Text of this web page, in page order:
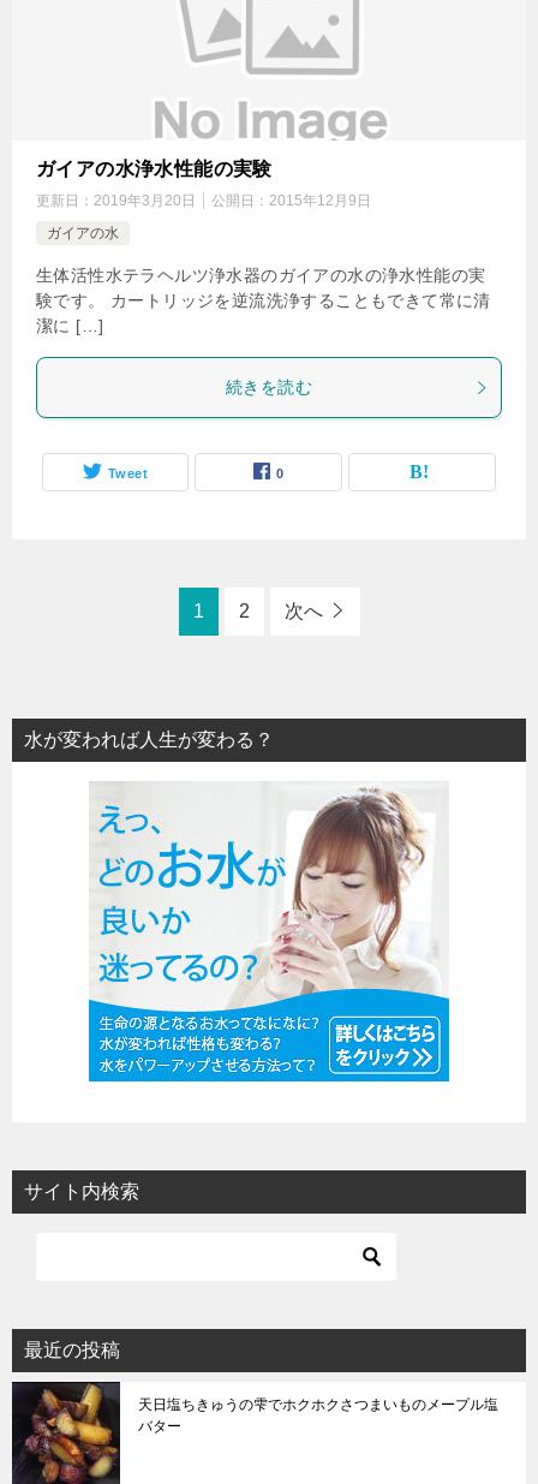
ガイアの水浄水性能の実験
更新日： 2019年3月20日 公開日： 2015年12月9日
ガイアの水
生体活性水テラヘルツ浄水器のガイアの水の浄水性能の実
験です。 カートリッジを逆流洗浄することもできて常に清
潔に […]
続きを読む
Tweet 0
1 2 次へ
水が変われば人生が変わる？
サイト内検索
最近の投稿
天日塩ちきゅうの雫でホクホクさつまいものメープル塩
バター